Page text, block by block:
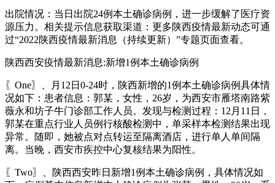
出院情况：当日出院24例本土确诊病例，进一步缓解了医疗资
源压力。相关提示信息获取渠道：更多陕西疫情最新动态可通
过“2022陕西疫情最新消息（持续更新）”专题页面查看。
陕西西安疫情最新消息:新增1例本土确诊病例
〖One〗、月12日0-24时，陕西新增的1例本土确诊病例具体情
况如下：患者信息：郭某，女性，26岁，为西安市雁塔南路紫
薇永和坊子牛门诊部工作人员。发现与检测过程：12月11日，
郭某在重点行业人员例行核酸检测中，单采样本检测结果出现
异常。随即，她被点对点转运至隔离酒店，进行单人单间隔
离。当晚，西安市疾控中心复核结果为阳性。
〖Two〗、陕西西安昨日新增1例本土确诊病例，具体情况如